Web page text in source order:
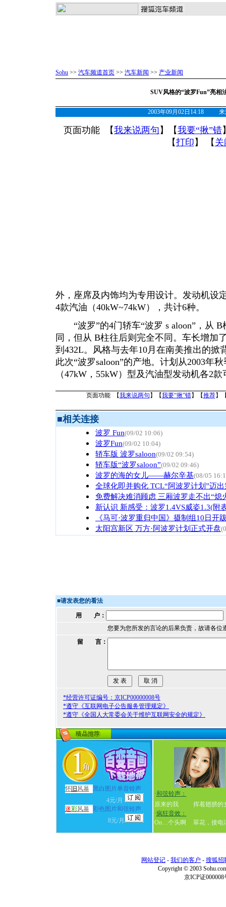
Sohu >> 汽车频道首页 >> 汽车新闻 >> 产业新闻
SUV风格的“波罗Fun”亮相
2003年09月02日14:18 来
页面功能 【我来说两句 】【我要“揪”错
【打印 】 【 关
外，座席及内饰均为专用设计。发动机设
4款汽油（40kW~74kW），共计6种。
“波罗”的4门轿车“波罗 s aloon”，从 B
同，但从 B柱往后则完全不同。车长增加
到432L。风格与去年10月在南美推出的掀
此次“波罗saloon”的产地。计划从2003年
（47kW，55kW）型及汽油型发动机各2
页面功能 【我来说两句 】【我要“揪”错】【推荐】
■相关连接
波罗 Fun(09/02 10:06)
波罗Fun(09/02 10:04)
轿车版 波罗saloon(09/02 09:54)
轿车版“波罗saloon”(09/02 09:46)
波罗的海的女儿——赫尔辛基(08/05
全球化即并购化 TCL“阿波罗计划”迈
免费解决难消顾虑 三厢波罗走不出“熄
新认识 新感受：波罗1.4VS威姿1.3(附
《马可·波罗重归中国》摄制组10日开
太阳宫新区 万方·阿波罗计划正式开盘
■请发表您的看法
用 户：
您要为您所发的言论的后果负责，故请各位
留 言：
*经营许可证编号：京ICP00000008号
*遵守《互联网电子公告服务管理规定》
*遵守《全国人大常委会关于维护互联网安全的规定》
怀旧 风暴
黑白图片单音铃声
4元/月
迷彩风暴 彩色图片和弦铃声
8元/月
·和弦铃声：
原来的我
挥着翅膀的
·疯狂音效：
On…个头啊
翠花，接
网站登记 - 我们的客户 - 搜狐招
Copyright © 2003
京ICP证